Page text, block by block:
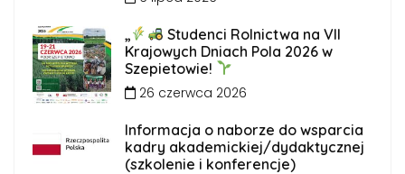
„
Studenci Rolnictwa na VII
Krajowych Dniach Pola 2026 w
Szepietowie!
26 czerwca 2026
Informacja o naborze do wsparcia
kadry akademickiej/dydaktycznej
(szkolenie i konferencje)